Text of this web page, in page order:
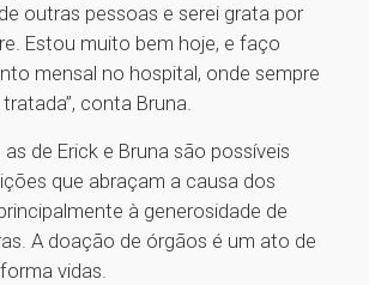
outras pessoas e serei grata por
Estou muito bem hoje, e faço
mensal no hospital, onde sempre
conta Bruna.
de Erick e Bruna são possíveis
que abraçam a causa dos
à generosidade de
A doação de órgãos é um ato de
vidas.